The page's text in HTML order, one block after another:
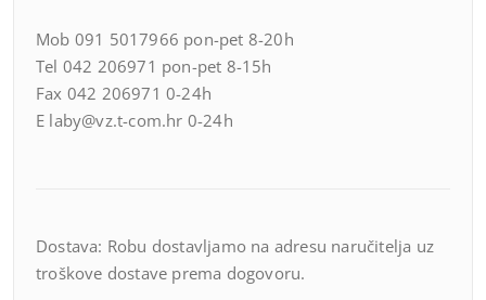
Mob 091 5017966 pon-pet 8-20h
Tel 042 206971 pon-pet 8-15h
Fax 042 206971 0-24h
E laby@vz.t-com.hr 0-24h
Dostava: Robu dostavljamo na adresu naručitelja uz
troškove dostave prema dogovoru.